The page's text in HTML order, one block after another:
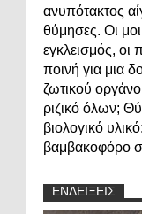
ανυπότακτος
θύμησες. Οι
εγκλεισμός, οι
ποινή για μια
ζωτικού
ριζικό όλων;
βιολογικό
βαμβακοφόρο
ΕΝΔΕΙΞΕΙΣ